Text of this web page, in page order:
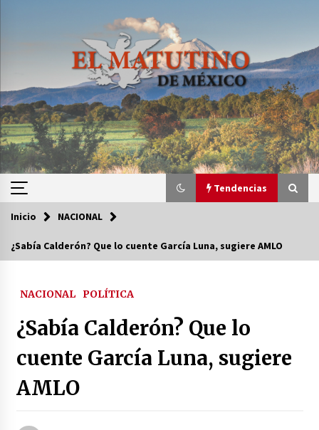
Tendencias
Tendencias
3 semanas atrás
Héctor Díaz-Polanco renuncia a la presidencia
3 semanas atrás
Inicio NACIONAL
¿Sabía Calderón? Que lo cuente García Luna, sugiere AMLO
NACIONAL POLÍTICA
¿Sabía Calderón? Que lo
cuente García Luna, sugiere
AMLO